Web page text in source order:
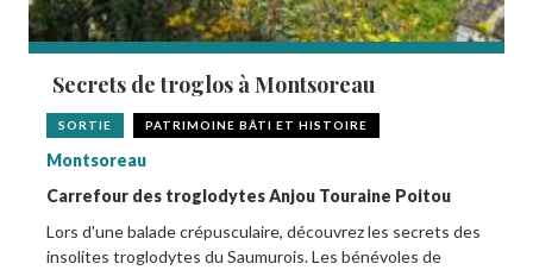
Secrets de troglos à Montsoreau
SORTIE PATRIMOINE BÂTI ET HISTOIRE
Montsoreau
Carrefour des troglodytes Anjou Touraine Poitou
Lors d'une balade crépusculaire, découvrez les secrets des
insolites troglodytes du Saumurois. Les bénévoles de